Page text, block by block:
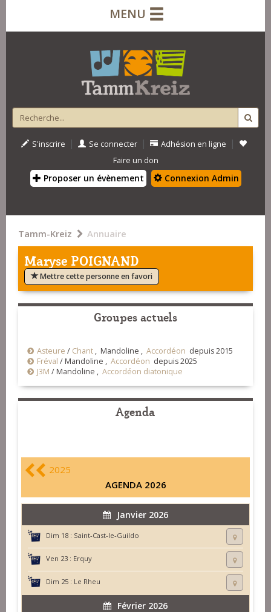
MENU
S'inscrire | Se connecter | Adhésion en ligne |
Faire un don
Proposer un évènement Connexion Admin
Tamm-Kreiz Annuaire
Maryse POIGNAND
Mettre cette personne en favori
Groupes actuels
Asteure / Chant , Mandoline , Accordéon depuis 2015
Fréval / Mandoline , Accordéon depuis 2025
J3M / Mandoline , Accordéon diatonique
Agenda
2025
AGENDA 2026
Janvier 2026
Dim 18 : Saint-Cast-le-Guildo
Ven 23 : Erquy
Dim 25 : Le Rheu
Février 2026